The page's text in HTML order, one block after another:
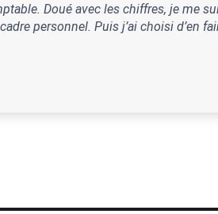
Doué avec les chiffres, je me
personnel. Puis j’ai choisi d’en